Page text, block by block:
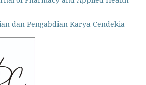
dan Pengabdian Karya Cendekia